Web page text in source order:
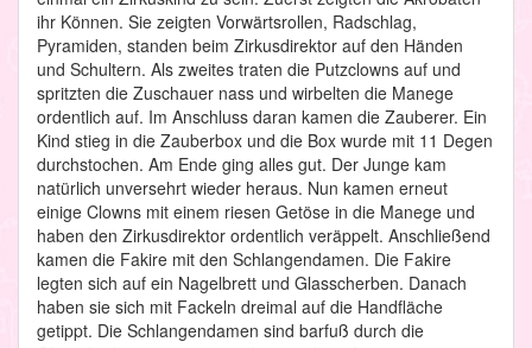
ihr Können. Sie zeigten Vorwärtsrollen, Radschlag,
Pyramiden, standen beim Zirkusdirektor auf den Händen
und Schultern. Als zweites traten die Putzclowns auf und
spritzten die Zuschauer nass und wirbelten die Manege
ordentlich auf. Im Anschluss daran kamen die Zauberer. Ein
Kind stieg in die Zauberbox und die Box wurde mit 11 Degen
durchstochen. Am Ende ging alles gut. Der Junge kam
natürlich unversehrt wieder heraus. Nun kamen erneut
einige Clowns mit einem riesen Getöse in die Manege und
haben den Zirkusdirektor ordentlich veräppelt. Anschließend
kamen die Fakire mit den Schlangendamen. Die Fakire
legten sich auf ein Nagelbrett und Glasscherben. Danach
haben sie sich mit Fackeln dreimal auf die Handfläche
getippt. Die Schlangendamen sind barfuß durch die